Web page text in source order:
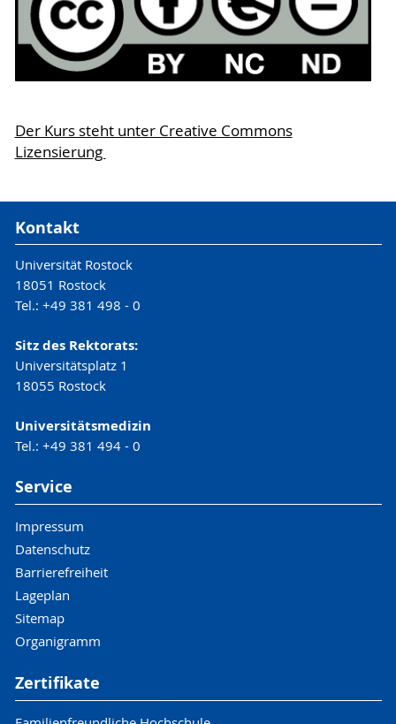
Der Kurs steht unter Creative Commons
Lizensierung
Kontakt
Universität Rostock
18051 Rostock
Tel.: +49 381 498 - 0
Sitz des Rektorats:
Universitätsplatz 1
18055 Rostock
Universitätsmedizin
Tel.: +49 381 494 - 0
Service
Impressum
Datenschutz
Barrierefreiheit
Lageplan
Sitemap
Organigramm
Zertifikate